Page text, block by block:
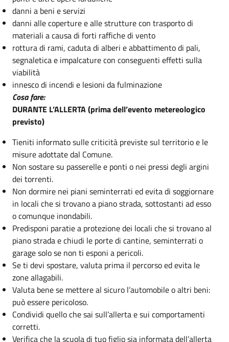
danni a beni e servizi
danni alle coperture e alle strutture con trasporto di
materiali a causa di forti raffiche di vento
rottura di rami, caduta di alberi e abbattimento di pali,
segnaletica e impalcature con conseguenti effetti sulla
viabilità
innesco di incendi e lesioni da fulminazione
Cosa fare:
DURANTE L’ALLERTA (prima dell’evento metereologico
previsto)
Tieniti informato sulle criticità previste sul territorio e le
misure adottate dal Comune.
Non sostare su passerelle e ponti o nei pressi degli argini
dei torrenti.
Non dormire nei piani seminterrati ed evita di soggiornare
in locali che si trovano a piano strada, sottostanti ad esso
o comunque inondabili.
Predisponi paratie a protezione dei locali che si trovano al
piano strada e chiudi le porte di cantine, seminterrati o
garage solo se non ti esponi a pericoli.
Se ti devi spostare, valuta prima il percorso ed evita le
zone allagabili.
Valuta bene se mettere al sicuro l’automobile o altri beni:
può essere pericoloso.
Condividi quello che sai sull’allerta e sui comportamenti
corretti.
Verifica che la scuola di tuo figlio sia informata dell’allerta